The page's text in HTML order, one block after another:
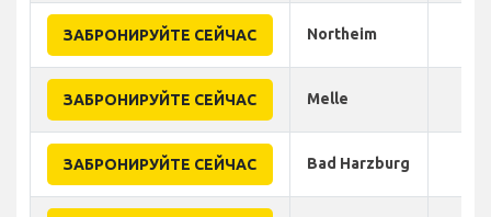
ЗАБРОНИРУЙТЕ СЕЙЧАС Northeim
ЗАБРОНИРУЙТЕ СЕЙЧАС Melle
ЗАБРОНИРУЙТЕ СЕЙЧАС Bad Harzburg